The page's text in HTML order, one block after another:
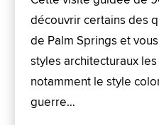
découvrir certains des
de Palm Springs et
styles architecturaux
notamment le style
guerre…